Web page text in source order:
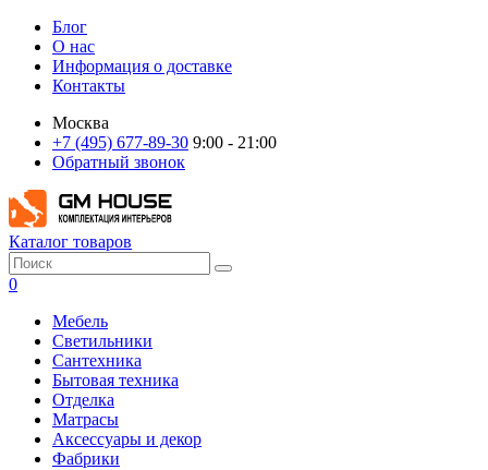
Блог
О нас
Информация о доставке
Контакты
Москва
+7 (495) 677-89-30 9:00 - 21:00
Обратный звонок
Каталог товаров
0
Мебель
Светильники
Сантехника
Бытовая техника
Отделка
Матрасы
Аксессуары и декор
Фабрики